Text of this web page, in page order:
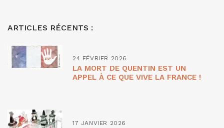
ARTICLES RÉCENTS :
24 FÉVRIER 2026
LA MORT DE QUENTIN EST UN
APPEL À CE QUE VIVE LA FRANCE !
17 JANVIER 2026